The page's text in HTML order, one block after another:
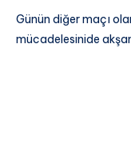
Günün diğer maçı
mücadelesinide